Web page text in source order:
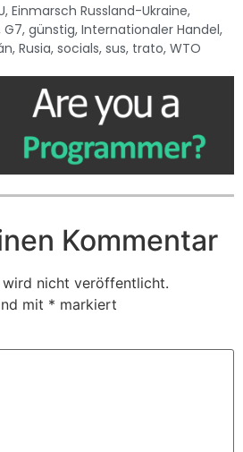
, Einmarsch Russland-Ukraine,
G7, günstig, Internationaler Handel,
, Rusia, socials, sus, trato, WTO
Kommentar
wird nicht veröffentlicht.
mit * markiert